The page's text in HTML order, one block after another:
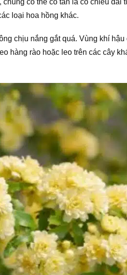
loại hoa hồng khác.
chịu nắng gắt quá. Vùng khí
hàng rào hoặc leo trên các cây